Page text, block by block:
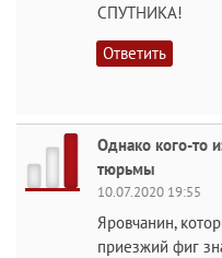
СПУТНИКА!
Ответить
Однако кого-то
тюрьмы
10.07.2020 19:55
Яровчанин,
приезжий фиг